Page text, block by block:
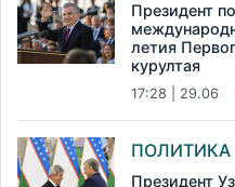
Президент
летия
курултая
17:28 | 29.06
ПОЛИТИКА
Президент